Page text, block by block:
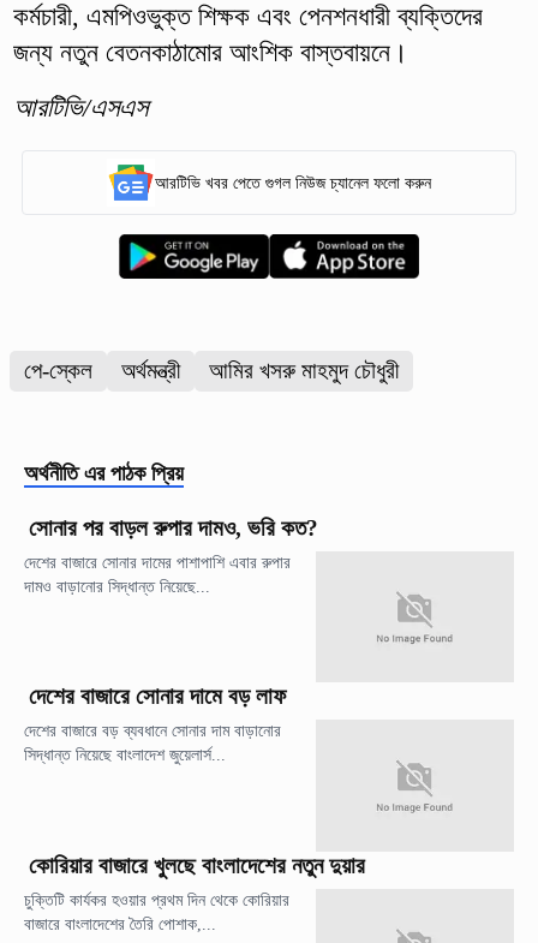
কর্মচারী, এমপিওভুক্ত শিক্ষক এবং পেনশনধারী ব্যক্তিদের
জন্য নতুন বেতনকাঠামোর আংশিক বাস্তবায়নে।
আরটিভি/এসএস
আরটিভি খবর পেতে গুগল নিউজ চ্যানেল ফলো করুন
পে-স্কেল অর্থমন্ত্রী আমির খসরু মাহমুদ চৌধুরী
অর্থনীতি এর পাঠক প্রিয়
সোনার পর বাড়ল রুপার দামও, ভরি কত?
দেশের বাজারে সোনার দামের পাশাপাশি এবার রুপার
দামও বাড়ানোর সিদ্ধান্ত নিয়েছে...
দেশের বাজারে সোনার দামে বড় লাফ
দেশের বাজারে বড় ব্যবধানে সোনার দাম বাড়ানোর
সিদ্ধান্ত নিয়েছে বাংলাদেশ জুয়েলার্স...
কোরিয়ার বাজারে খুলছে বাংলাদেশের নতুন দুয়ার
চুক্তিটি কার্যকর হওয়ার প্রথম দিন থেকে কোরিয়ার
বাজারে বাংলাদেশের তৈরি পোশাক,...